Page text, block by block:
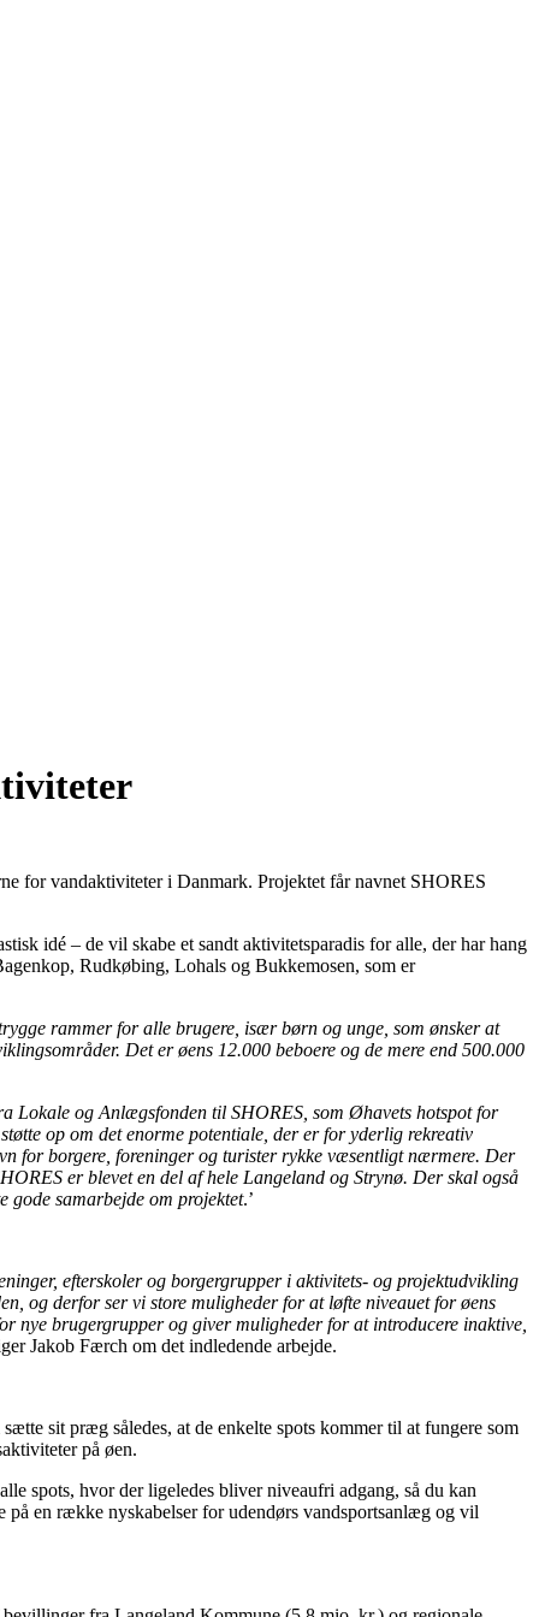
for vandaktiviteter i Danmark. Projektet får navnet SHORES
idé – de vil skabe et sandt aktivitetsparadis for alle, der har hang
Rudkøbing, Lohals og Bukkemosen, som er
rammer for alle brugere, især børn og unge, som ønsker at
Det er øens 12.000 beboere og de mere end 500.000
Lokale og Anlægsfonden til SHORES, som Øhavets hotspot for
op om det enorme potentiale, der er for yderlig rekreativ
for borgere, foreninger og turister rykke væsentligt nærmere. Der
er blevet en del af hele Langeland og Strynø. Der skal også
gode samarbejde om projektet.’
efterskoler og borgergrupper i aktivitets- og projektudvikling
og derfor ser vi store muligheder for at løfte niveauet for øens
nye brugergrupper og giver muligheder for at introducere inaktive,
Jakob Færch om det indledende arbejde.
sit præg således, at de enkelte spots kommer til at fungere som
på øen.
spots, hvor der ligeledes bliver niveaufri adgang, så du kan
en række nyskabelser for udendørs vandsportsanlæg og vil